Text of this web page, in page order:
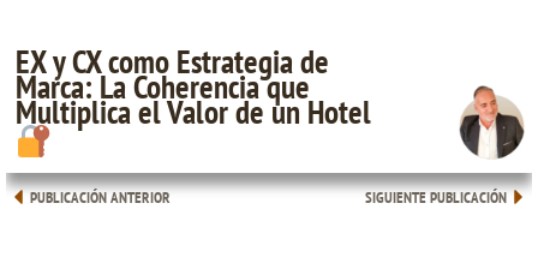
EX y CX como Estrategia de
Marca: La Coherencia que
Multiplica el Valor de un Hotel
PUBLICACIÓN ANTERIOR SIGUIENTE PUBLICACIÓN